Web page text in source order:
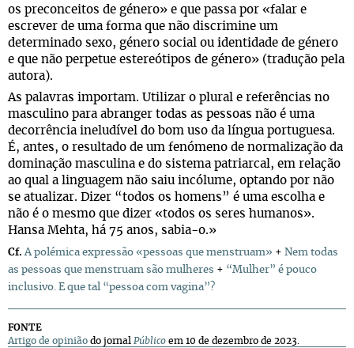
os preconceitos de género» e que passa por «falar e
escrever de uma forma que não discrimine um
determinado sexo, género social ou identidade de género
e que não perpetue estereótipos de género» (tradução pela
autora).
As palavras importam. Utilizar o plural e referências no
masculino para abranger todas as pessoas não é uma
decorrência ineludível do bom uso da língua portuguesa.
É, antes, o resultado de um fenómeno de normalização da
dominação masculina e do sistema patriarcal, em relação
ao qual a linguagem não saiu incólume, optando por não
se atualizar. Dizer “todos os homens” é uma escolha e
não é o mesmo que dizer «todos os seres humanos».
Hansa Mehta, há 75 anos, sabia-o.»
Cf. A polémica expressão «pessoas que menstruam» + Nem todas
as pessoas que menstruam são mulheres + “Mulher” é pouco
inclusivo. E que tal “pessoa com vagina”?
FONTE
Artigo de opinião do jornal Público em 10 de dezembro de 2023.